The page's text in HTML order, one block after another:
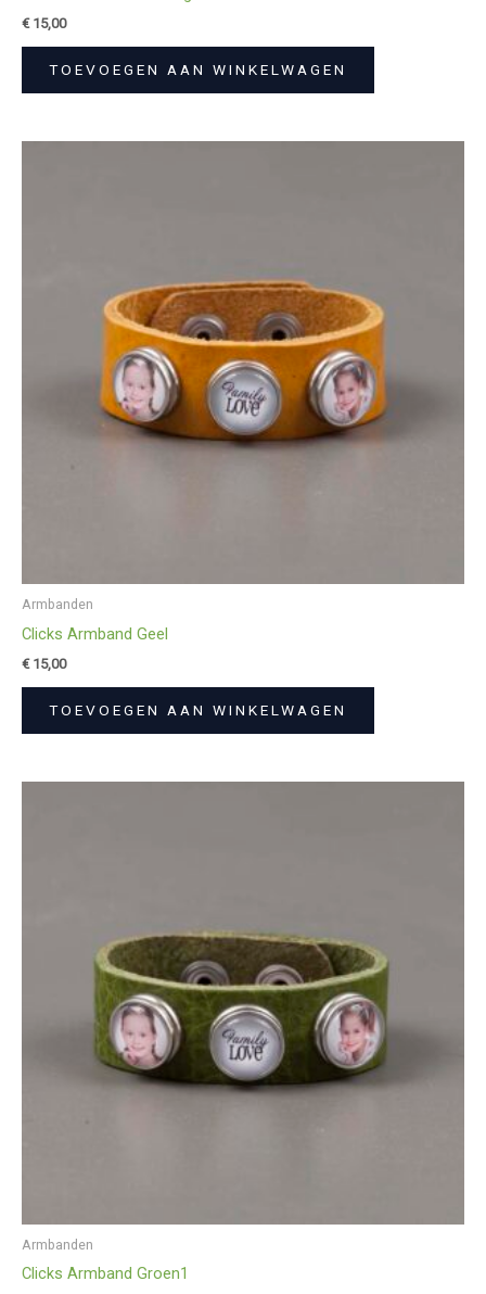
€15,00
TOEVOEGEN AAN WINKELWAGEN
Armbanden
Clicks Armband Geel
€15,00
TOEVOEGEN AAN WINKELWAGEN
Armbanden
Clicks Armband Groen1